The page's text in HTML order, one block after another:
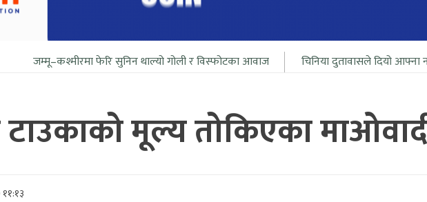
फेरि सुनिन थाल्यो गोली र विस्फोटका आवाज चिनिया दुतावासले दियो आफ्ना नागरीलाई भारत
मूल्य तोकिएका
११:१३